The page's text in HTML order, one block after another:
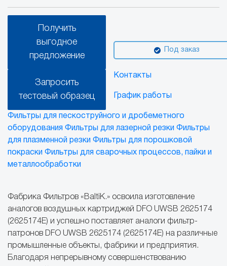
Получить
выгодное
предложение
Запросить
тестовый образец
Под заказ
Контакты
График работы
Фильтры для пескоструйного и дробеметного
оборудования Фильтры для лазерной резки Фильтры
для плазменной резки Фильтры для порошковой
покраски Фильтры для сварочных процессов, пайки и
металлообработки
Фабрика Фильтров «BaltiK.» освоила изготовление
аналогов воздушных картриджей DFO UWSB 2625174
(2625174Е) и успешно поставляет аналоги фильтр-
патронов DFO UWSB 2625174 (2625174Е) на различные
промышленные объекты, фабрики и предприятия.
Благодаря непрерывному совершенствованию